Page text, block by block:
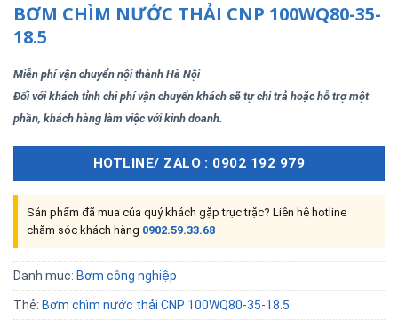
BƠM CHÌM NƯỚC THẢI CNP 100WQ80-35-
18.5
Miễn phí vận chuyển nội thành Hà Nội
Đối với khách tỉnh chi phí vận chuyển khách sẽ tự chi trả hoặc hỗ trợ một
phần, khách hàng làm việc với kinh doanh.
HOTLINE/ ZALO : 0902 192 979
Sản phẩm đã mua của quý khách gặp trục trặc? Liên hệ hotline
chăm sóc khách hàng 0902.59.33.68
Danh mục: Bơm công nghiệp
Thẻ: Bơm chìm nước thải CNP 100WQ80-35-18.5